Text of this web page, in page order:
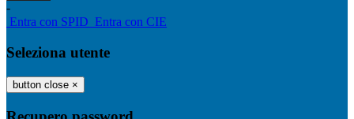
-
Entra con SPID Entra con CIE
Seleziona utente
button close ×